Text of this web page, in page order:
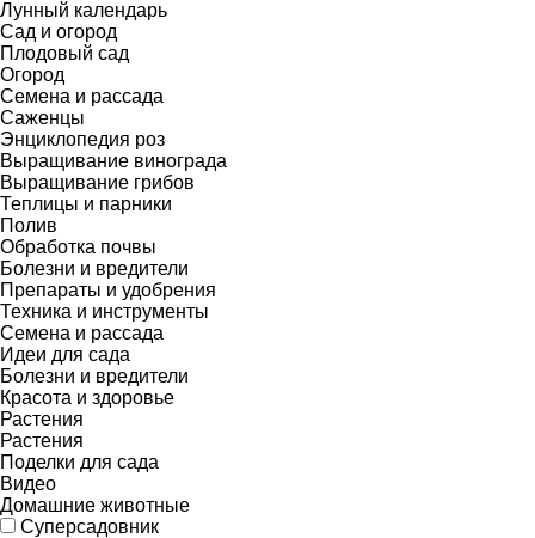
Лунный календарь
Сад и огород
Плодовый сад
Огород
Семена и рассада
Саженцы
Энциклопедия роз
Выращивание винограда
Выращивание грибов
Теплицы и парники
Полив
Обработка почвы
Болезни и вредители
Препараты и удобрения
Техника и инструменты
Семена и рассада
Идеи для сада
Болезни и вредители
Красота и здоровье
Растения
Растения
Поделки для сада
Видео
Домашние животные
Суперсадовник